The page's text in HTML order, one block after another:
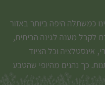
כמשתלה היפה ביותר באזור
לקבל מענה לגינה הביתית,
אינסטלציה וכל הציוד
כך נהנים מהיופי שהטבע